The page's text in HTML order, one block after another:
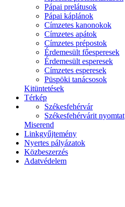
Pápai prelátusok
Pápai káplánok
Címzetes kanonokok
Címzetes apátok
Címzetes prépostok
Érdemesült főesperesek
Érdemesült esperesek
Címzetes esperesek
Püspöki tanácsosok
Kitüntetések
Térkép
Székesfehérvár
Székesfehérvárit nyomtat
Miserend
Linkgyűjtemény
Nyertes pályázatok
Közbeszerzés
Adatvédelem